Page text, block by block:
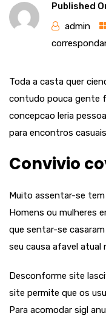
Published
admin
Toda a casta quer
contudo pouca gente
concepcao leria
para encontros
Convivio
Muito assentar-se
Homens ou mulheres
que sentar-se
seu causa afavel atual
Desconforme site
site permite que os
Para acomodar sigl